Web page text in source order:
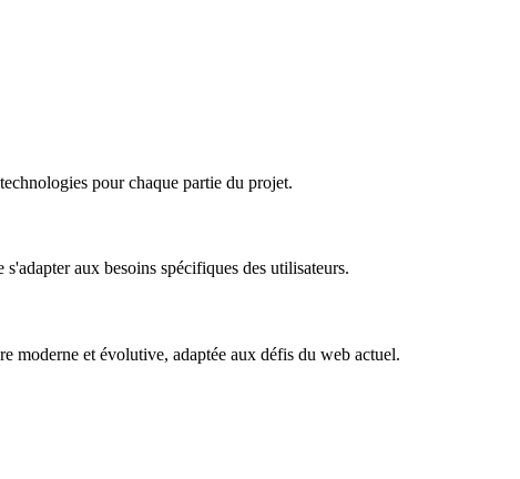
pour chaque partie du projet.
aux besoins spécifiques des utilisateurs.
moderne et évolutive, adaptée aux défis du web actuel.